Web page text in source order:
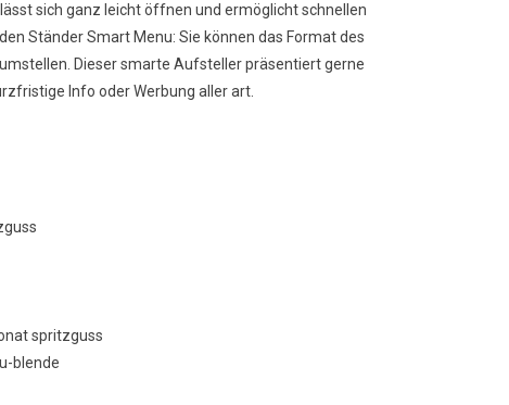
sich ganz leicht öffnen und ermöglicht schnellen
Ständer Smart Menu: Sie können das Format des
Dieser smarte Aufsteller präsentiert gerne
Info oder Werbung aller art.
spritzguss
blende